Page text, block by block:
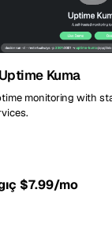
Kuma
monitoring with
$7.99/mo